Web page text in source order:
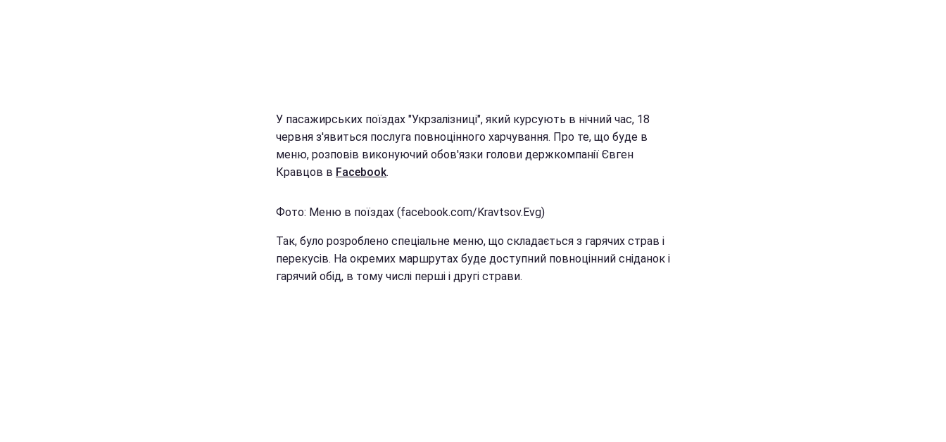
У пасажирських поїздах "Укрзалізниці", який курсують в нічний час, 18
червня з'явиться послуга повноцінного харчування. Про те, що буде в
меню, розповів виконуючий обов'язки голови держкомпанії Євген
Кравцов в Facebook.
Фото: Меню в поїздах (facebook.com/Kravtsov.Evg)
Так, було розроблено спеціальне меню, що складається з гарячих страв і
перекусів. На окремих маршрутах буде доступний повноцінний сніданок і
гарячий обід, в тому числі перші і другі страви.